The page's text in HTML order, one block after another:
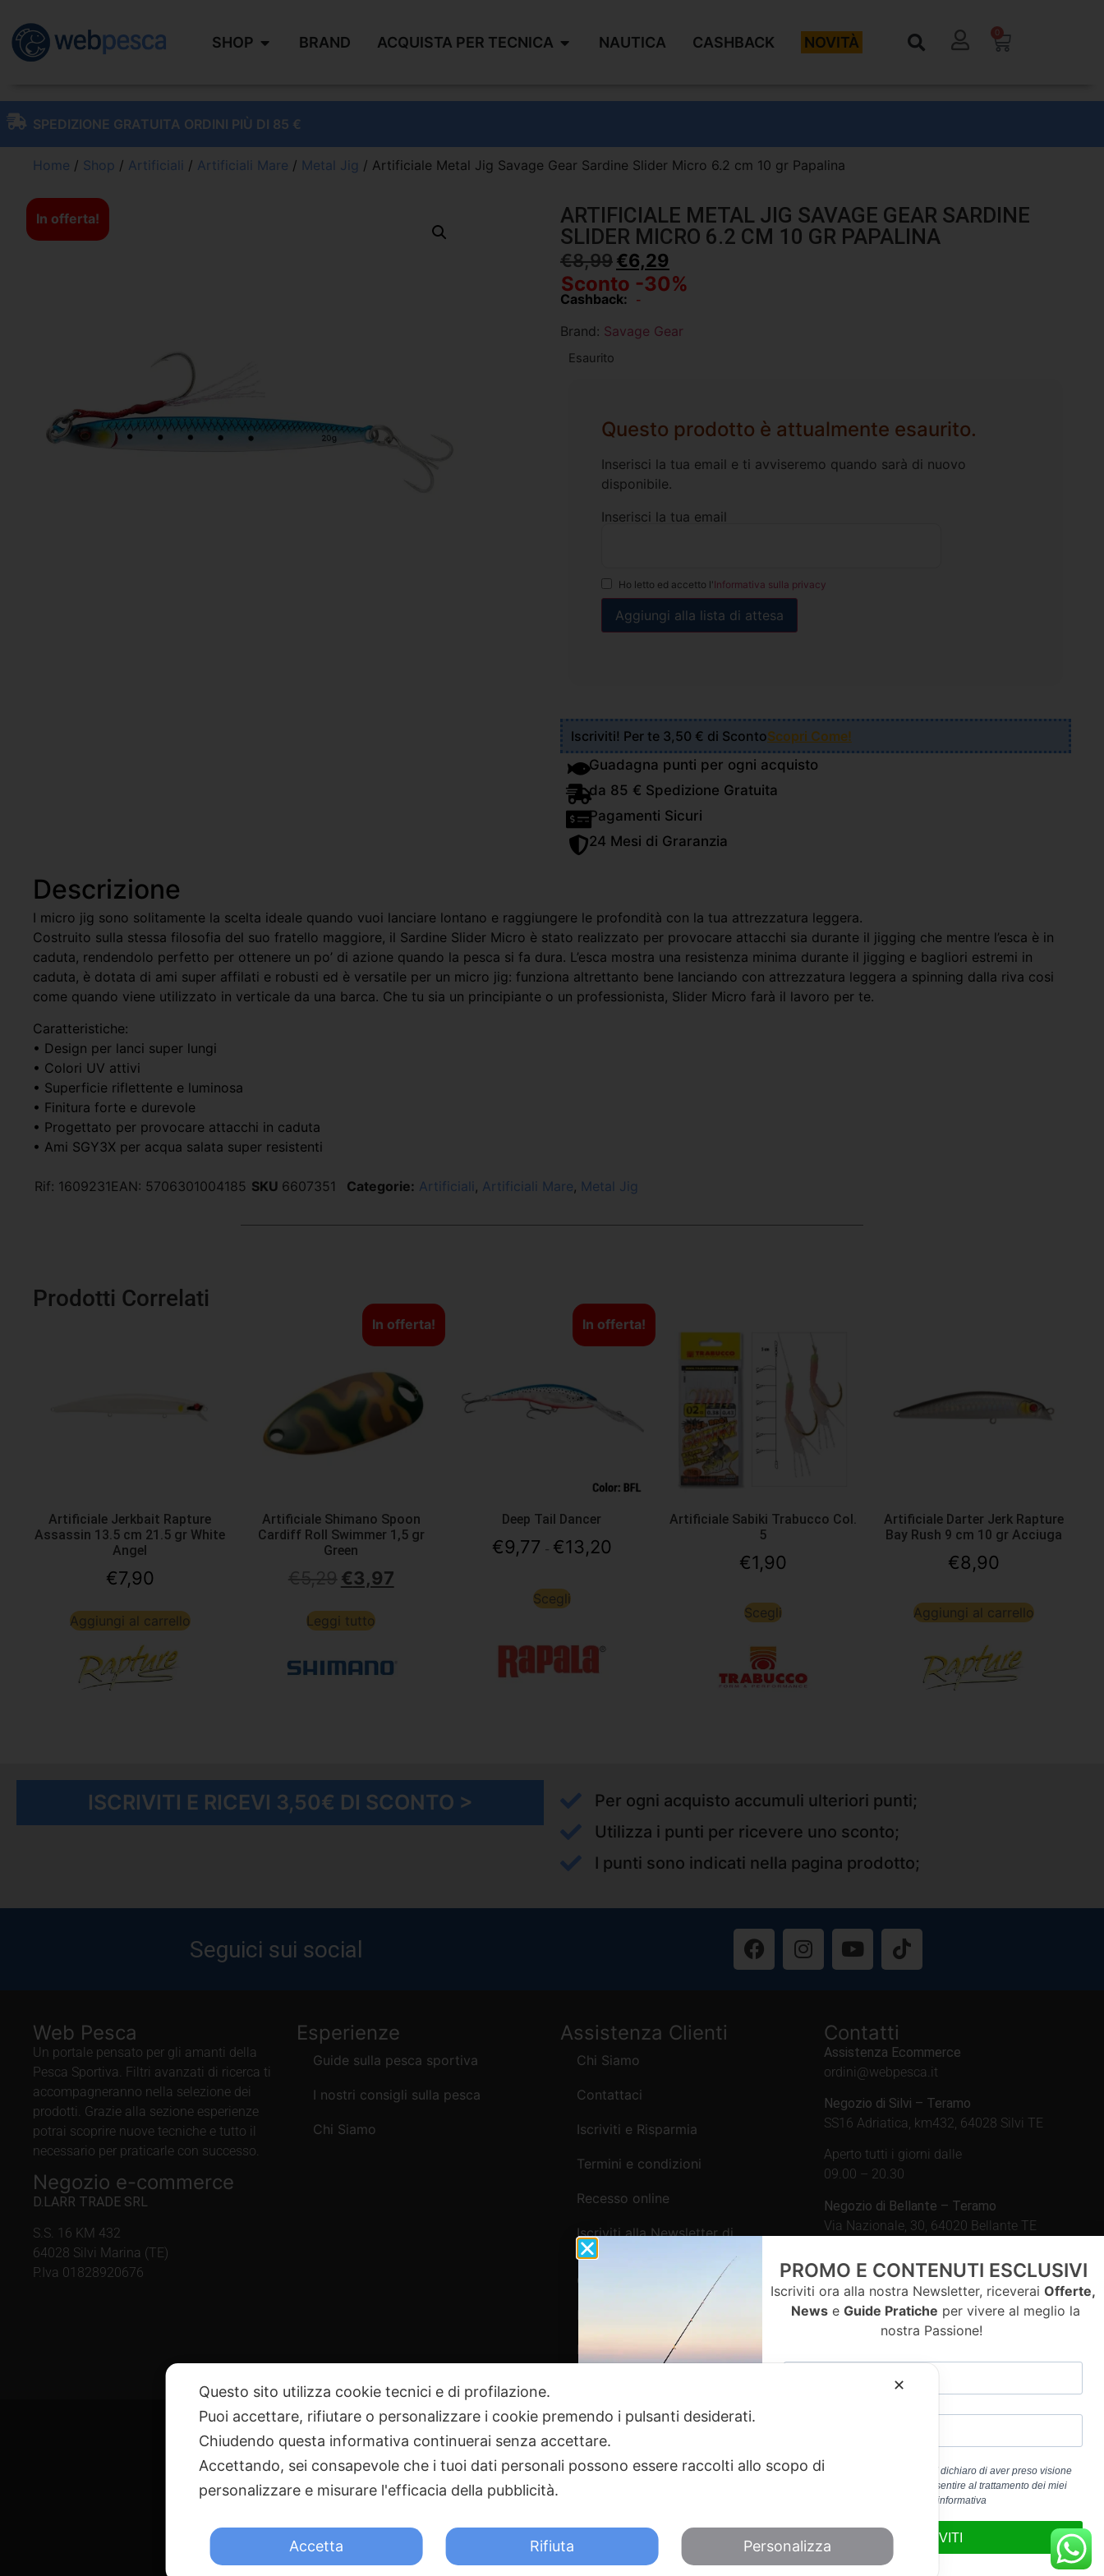
SHOP BRAND ACQUISTA PER TECNICA NAUTICA CASHBACK NOVITÀ
0
SPEDIZIONE GRATUITA ORDINI PIÙ DI 85 €
Home / Shop / Artificiali / Artificiali Mare / Metal Jig / Artificiale Metal Jig Savage Gear Sardine Slider Micro 6.2 cm 10 gr Papalina
In offerta!
ARTIFICIALE METAL JIG SAVAGE GEAR SARDINE
SLIDER MICRO 6.2 CM 10 GR PAPALINA
€8,99€6,29
Sconto -30%
Cashback: -
Brand: Savage Gear
Esaurito
Questo prodotto è attualmente esaurito.
Inserisci la tua email e ti avviseremo quando sarà di nuovo
disponibile.
Inserisci la tua email
Ho letto ed accetto l'Informativa sulla privacy
Iscriviti! Per te 3,50 € di ScontoScopri Come!
Guadagna punti per ogni acquisto
da 85 € Spedizione Gratuita
Pagamenti Sicuri
24 Mesi di Graranzia
Descrizione
I micro jig sono solitamente la scelta ideale quando vuoi lanciare lontano e raggiungere le profondità con la tua attrezzatura leggera.
Costruito sulla stessa filosofia del suo fratello maggiore, il Sardine Slider Micro è stato realizzato per provocare attacchi sia durante il jigging che mentre l’esca è in
caduta, rendendolo perfetto per ottenere un po’ di azione quando la pesca si fa dura. L’esca mostra una resistenza minima durante il jigging e bagliori estremi in
caduta, è dotata di ami super affilati e robusti ed è versatile per un micro jig: funziona altrettanto bene lanciando con attrezzatura leggera a spinning dalla riva cosi
come quando viene utilizzato in verticale da una barca. Che tu sia un principiante o un professionista, Slider Micro farà il lavoro per te.
Caratteristiche:
• Design per lanci super lungi
• Colori UV attivi
• Superficie riflettente e luminosa
• Finitura forte e durevole
• Progettato per provocare attacchi in caduta
• Ami SGY3X per acqua salata super resistenti
Rif: 1609231EAN: 5706301004185 SKU 6607351 Categorie: Artificiali , Artificiali Mare, Metal Jig
Prodotti Correlati
Artificiale Jerkbait Rapture
Assassin 13.5 cm 21.5 gr White
Angel
€7,90
Aggiungi al carrello
In offerta!
Artificiale Shimano Spoon
Cardiff Roll Swimmer 1,5 gr
Green
€3,97
Leggi tutto
In offerta!
Deep Tail Dancer
€9,77 - €13,20
Scegli
Artificiale Sabiki Trabucco Col.
5
€1,90
Scegli
Artificiale Darter Jerk Rapture
Bay Rush 9 cm 10 gr Acciuga
€8,90
Aggiungi al carrello
ISCRIVITI E RICEVI 3,50€ DI SCONTO >
Per ogni acquisto accumuli ulteriori punti;
Utilizza i punti per ricevere uno sconto;
I punti sono indicati nella pagina prodotto;
Seguici sui social
Web Pesca
Un portale pensato per gli amanti della
Pesca Sportiva. Filtri avanzati di ricerca ti
accompagneranno nella selezione dei
prodotti. Grazie alla sezione esperienze
potrai scoprire nuove tecniche e tutto il
necessario per praticarle con successo.
Negozio e-commerce
D.LARR TRADE SRL
S.S. 16 KM 432
64028 Silvi Marina (TE)
P.Iva 01828920676
Esperienze
Guide sulla pesca sportiva
I nostri consigli sulla pesca
Chi Siamo
Assistenza Clienti
Chi Siamo
Contattaci
Iscriviti e Risparmia
Termini e condizioni
Recesso online
Iscriviti alla Newsletter di
Webpesca
Cookie Policy e Consensi
Informativa e-commerce
Informativa newsletter e contatti
Contatti
Assistenza Ecommerce
ordini@webpesca.it
Negozio di Silvi – Teramo
SS16 Adriatica, km432, 64028 Silvi TE
Aperto tutti i giorni dalle
09.00 – 20.30
Negozio di Bellante – Teramo
Via Nazionale, 30, 64020 Bellante TE
09.00 – 13.00 / 15.30 – 19.30
Pagamenti Sicuri
@ Copyright 2024 Webpesca è un brand Intent di Federico Andrenacci P.Iva 01917920678
Questo sito è protetto da Google reCAPTCHA v3,Privacy Policy Terms of Servicedi Google.
✕
Questo sito utilizza cookie tecnici e di profilazione.
Puoi accettare, rifiutare o personalizzare i cookie premendo i pulsanti desiderati.
Chiudendo questa informativa continuerai senza accettare.
Accettando, sei consapevole che i tuoi dati personali possono essere raccolti allo scopo di
personalizzare e misurare l'efficacia della pubblicità.
Accetta Rifiuta Personalizza
PROMO E CONTENUTI ESCLUSIVI
Iscriviti ora alla nostra Newsletter, riceverai Offerte,
Newse Guide Pratiche per vivere al meglio la
nostra Passione!
Cliccando sul pulsante “ISCRIVITI” dichiaro di aver preso visione
e di acconsentire al trattamento dei miei
dati personali per la finalità b) dell’informativa
ISCRIVITI